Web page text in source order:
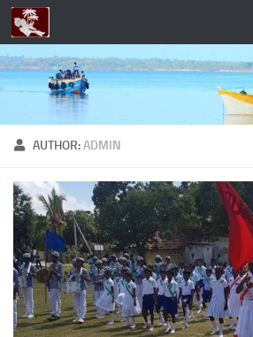
Skip to content
AUTHOR:ADMIN